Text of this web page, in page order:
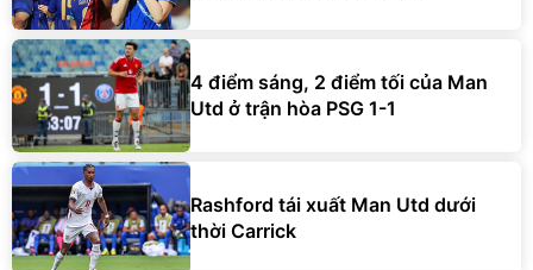
4 điểm sáng, 2 điểm tối của Man
Utd ở trận hòa PSG 1-1
Rashford tái xuất Man Utd dưới
thời Carrick